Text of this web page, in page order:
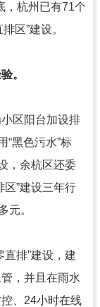
，杭州已有71个
区”建设。
。
区阳台加设排
“黑色污水”标
，余杭区还委
区”建设三年行
元。
排”建设，建
，并且在雨水
、24小时在线